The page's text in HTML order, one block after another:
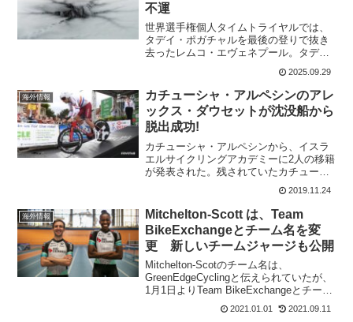
不運
世界選手権個人タイムトライヤルでは、
タデイ・ポガチャルを最後の登りで抜き
去ったレムコ・エヴェネプール。タデ
イ・ポガチャルに最大の屈辱を与えた素
晴らしい走りだった。レムコは調子がい
い。誰もがレムコはロードでも何かやっ
てくれると思っていたはず。...
2025.09.29
海外情報
カチューシャ・アルペシンのアレ
ックス・ダウセットが沈没船から
脱出成功!
カチューシャ・アルペシンから、イスラ
エルサイクリングアカデミーに2人の移籍
が発表された。残されていたカチューシ
ャ・アルペシンのメンバーの中から、英
国TTチャンピオンのアレックス・ダウセ
ットとレト・フォレンシュタインが無事
に移籍完了となった。...
2019.11.24
海外情報
Mitchelton-Scott は、Team
BikeExchangeとチーム名を変
更 新しいチームジャージも公開
Mitchelton-Scotのチーム名は、
GreenEdgeCyclingと伝えられていたが、
1月1日よりTeam BikeExchangeとチーム
名変更となったことを発表。それに合わ
せて、バイクスポンサーのビアンキのチ
2021.01.01 2021.09.11